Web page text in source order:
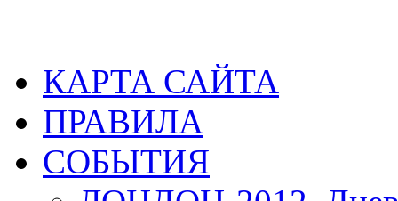
КАРТА САЙТА
ПРАВИЛА
СОБЫТИЯ